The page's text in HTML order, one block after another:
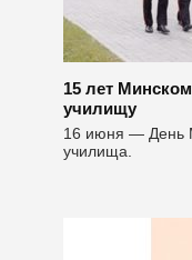
15 лет
училищу
16 июня — День
училища.